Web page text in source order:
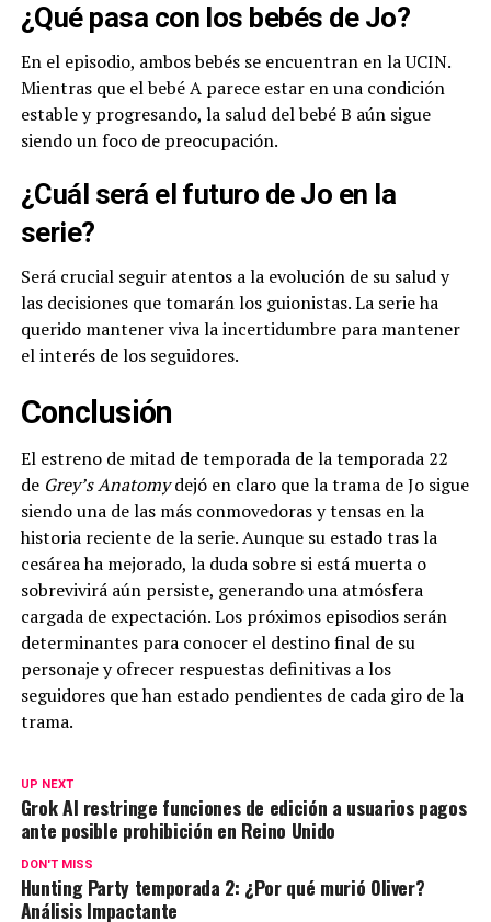
¿Qué pasa con los bebés de Jo?
En el episodio, ambos bebés se encuentran en la UCIN.
Mientras que el bebé A parece estar en una condición
estable y progresando, la salud del bebé B aún sigue
siendo un foco de preocupación.
¿Cuál será el futuro de Jo en la
serie?
Será crucial seguir atentos a la evolución de su salud y
las decisiones que tomarán los guionistas. La serie ha
querido mantener viva la incertidumbre para mantener
el interés de los seguidores.
Conclusión
El estreno de mitad de temporada de la temporada 22
de Grey’s Anatomydejó en claro que la trama de Jo sigue
siendo una de las más conmovedoras y tensas en la
historia reciente de la serie. Aunque su estado tras la
cesárea ha mejorado, la duda sobre si está muerta o
sobrevivirá aún persiste, generando una atmósfera
cargada de expectación. Los próximos episodios serán
determinantes para conocer el destino final de su
personaje y ofrecer respuestas definitivas a los
seguidores que han estado pendientes de cada giro de la
trama.
UP NEXT
Grok AI restringe funciones de edición a usuarios pagos
ante posible prohibición en Reino Unido
DON'T MISS
Hunting Party temporada 2: ¿Por qué murió Oliver?
Análisis Impactante